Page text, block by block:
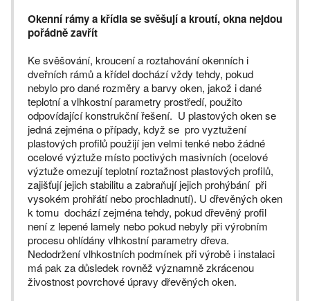
Okenní rámy a křídla se svěšují a kroutí, okna nejdou
pořádně zavřít
Ke svěšování, kroucení a roztahování okenních i
dveřních rámů a křídel dochází vždy tehdy, pokud
nebylo pro dané rozměry a barvy oken, jakož i dané
teplotní a vlhkostní parametry prostředí, použito
odpovídající konstrukční řešení. U plastových oken se
jedná zejména o případy, když se pro vyztužení
plastových profilů použijí jen velmi tenké nebo žádné
ocelové výztuže místo poctivých masivních (ocelové
výztuže omezují teplotní roztažnost plastových profilů,
zajišťují jejich stabilitu a zabraňují jejich prohýbání při
vysokém prohřátí nebo prochladnutí). U dřevěných oken
k tomu dochází zejména tehdy, pokud dřevěný profil
není z lepené lamely nebo pokud nebyly při výrobním
procesu ohlídány vlhkostní parametry dřeva.
Nedodržení vlhkostních podmínek při výrobě i instalaci
má pak za důsledek rovněž významně zkrácenou
živostnost povrchové úpravy dřevěných oken.